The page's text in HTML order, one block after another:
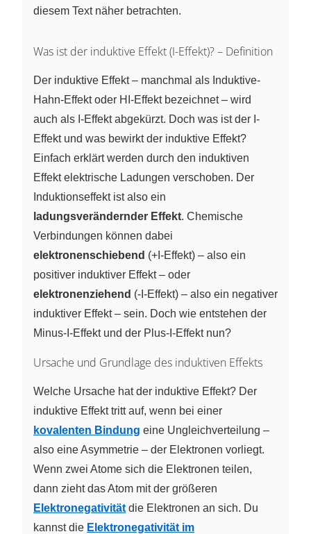
diesem Text näher betrachten.
Was ist der induktive Effekt (I-Effekt)? – Definition
Der induktive Effekt – manchmal als Induktive-
Hahn-Effekt oder HI-Effekt bezeichnet – wird
auch als I-Effekt abgekürzt. Doch was ist der I-
Effekt und was bewirkt der induktive Effekt?
Einfach erklärt werden durch den induktiven
Effekt elektrische Ladungen verschoben. Der
Induktionseffekt ist also ein
ladungsverändernder Effekt. Chemische
Verbindungen können dabei
elektronenschiebend (+I-Effekt) – also ein
positiver induktiver Effekt – oder
elektronenziehend (-I-Effekt) – also ein negativer
induktiver Effekt – sein. Doch wie entstehen der
Minus-I-Effekt und der Plus-I-Effekt nun?
Ursache und Grundlage des induktiven Effekts
Welche Ursache hat der induktive Effekt? Der
induktive Effekt tritt auf, wenn bei einer
kovalenten Bindung eine Ungleichverteilung –
also eine Asymmetrie – der Elektronen vorliegt.
Wenn zwei Atome sich die Elektronen teilen,
dann zieht das Atom mit der größeren
Elektronegativität die Elektronen an sich. Du
kannst die Elektronegativität im